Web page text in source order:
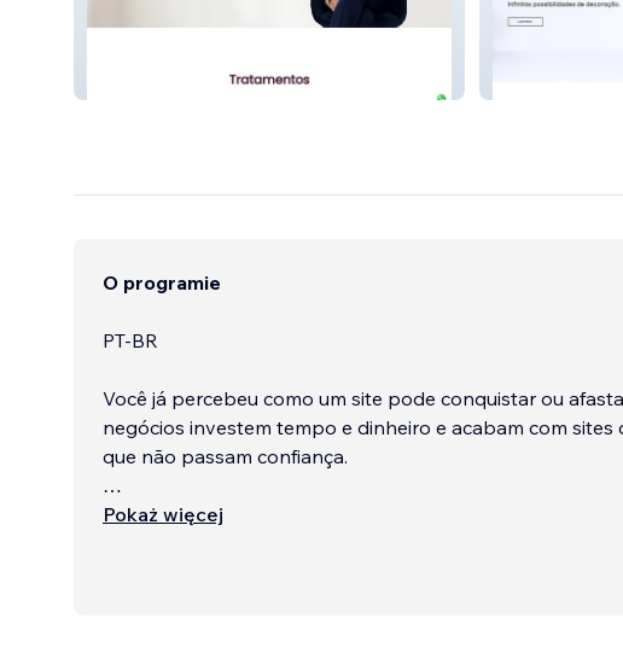
O programie
PT-BR
Você já percebeu como um site pode conquistar ou
negócios investem tempo e dinheiro e acabam com sites
que não passam confiança.
Na WixPro, parceira oficial da Wix de nível lendário,
Pokaż więcej